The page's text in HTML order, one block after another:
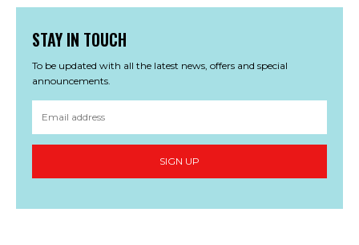
STAY IN TOUCH
To be updated with all the latest news, offers and special
announcements.
SIGN UP